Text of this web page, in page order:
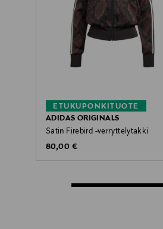
ETUKUPONKITUOTE
ADIDAS ORIGINALS
Satin Firebird -verryttelytakki
Original Price
80,00 €